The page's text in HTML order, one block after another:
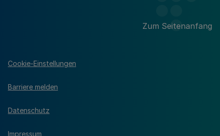
Zum Seitenanfang
Cookie-Einstellungen
Barriere melden
Datenschutz
Impressum